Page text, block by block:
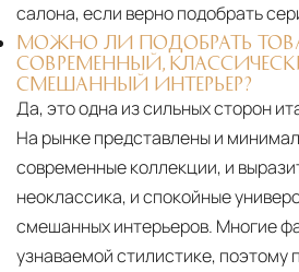
салона, если верно подобрать
МОЖНО ЛИ ПОДОБРАТЬ
СОВРЕМЕННЫЙ,
СМЕШАННЫЙ ИНТЕРЬЕР?
Да, это одна из сильных сторон
На рынке представлены и
современные коллекции, и
неоклассика, и спокойные
смешанных интерьеров. Многие
узнаваемой стилистике, поэтому